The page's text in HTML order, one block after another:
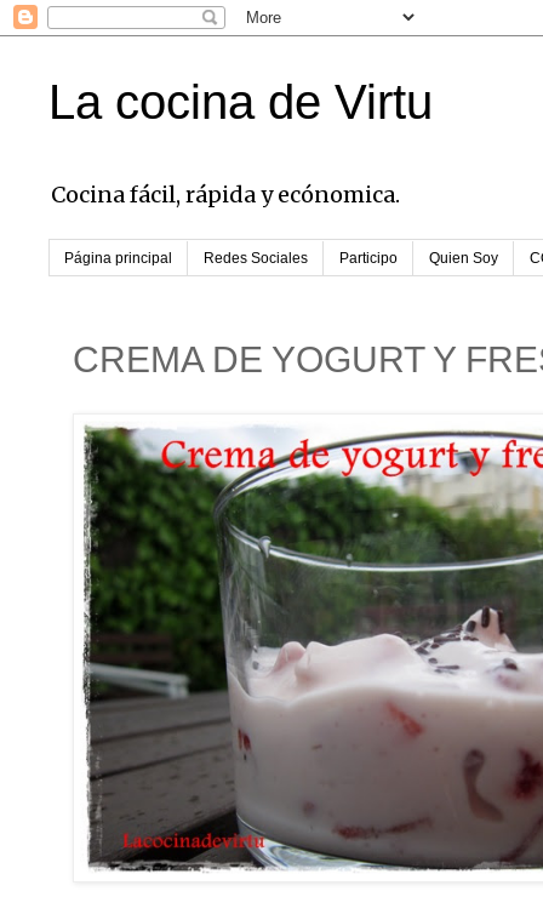
La cocina de Virtu
Cocina fácil, rápida y ecónomica.
Página principal Redes Sociales Participo Quien Soy
CREMA DE YOGURT Y